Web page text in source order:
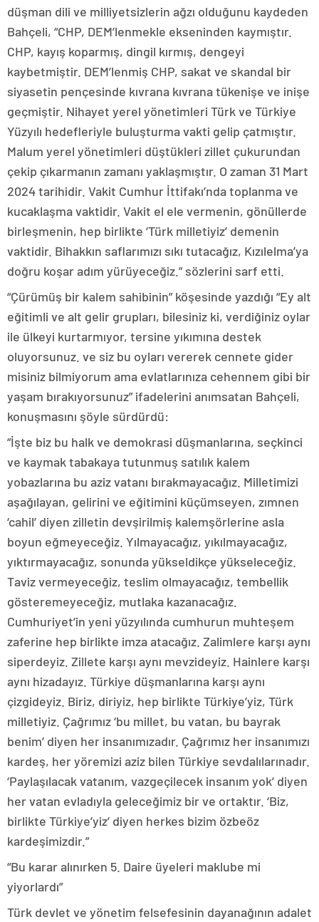
düşman dili ve milliyetsizlerin ağzı olduğunu kaydeden
Bahçeli, “CHP, DEM’lenmekle ekseninden kaymıştır.
CHP, kayış koparmış, dingil kırmış, dengeyi
kaybetmiştir. DEM’lenmiş CHP, sakat ve skandal bir
siyasetin pençesinde kıvrana kıvrana tükenişe ve inişe
geçmiştir. Nihayet yerel yönetimleri Türk ve Türkiye
Yüzyılı hedefleriyle buluşturma vakti gelip çatmıştır.
Malum yerel yönetimleri düştükleri zillet çukurundan
çekip çıkarmanın zamanı yaklaşmıştır. O zaman 31 Mart
2024 tarihidir. Vakit Cumhur İttifakı’nda toplanma ve
kucaklaşma vaktidir. Vakit el ele vermenin, gönüllerde
birleşmenin, hep birlikte ‘Türk milletiyiz’ demenin
vaktidir. Bihakkın saflarımızı sıkı tutacağız, Kızılelma’ya
doğru koşar adım yürüyeceğiz.” sözlerini sarf etti.
“Çürümüş bir kalem sahibinin” köşesinde yazdığı “Ey alt
eğitimli ve alt gelir grupları, bilesiniz ki, verdiğiniz oylar
ile ülkeyi kurtarmıyor, tersine yıkımına destek
oluyorsunuz. ve siz bu oyları vererek cennete gider
misiniz bilmiyorum ama evlatlarınıza cehennem gibi bir
yaşam bırakıyorsunuz” ifadelerini anımsatan Bahçeli,
konuşmasını şöyle sürdürdü:
“İşte biz bu halk ve demokrasi düşmanlarına, seçkinci
ve kaymak tabakaya tutunmuş satılık kalem
yobazlarına bu aziz vatanı bırakmayacağız. Milletimizi
aşağılayan, gelirini ve eğitimini küçümseyen, zımnen
‘cahil’ diyen zilletin devşirilmiş kalemşörlerine asla
boyun eğmeyeceğiz. Yılmayacağız, yıkılmayacağız,
yıktırmayacağız, sonunda yükseldikçe yükseleceğiz.
Taviz vermeyeceğiz, teslim olmayacağız, tembellik
gösteremeyeceğiz, mutlaka kazanacağız.
Cumhuriyet’in yeni yüzyılında cumhurun muhteşem
zaferine hep birlikte imza atacağız. Zalimlere karşı aynı
siperdeyiz. Zillete karşı aynı mevzideyiz. Hainlere karşı
aynı hizadayız. Türkiye düşmanlarına karşı aynı
çizgideyiz. Biriz, diriyiz, hep birlikte Türkiye’yiz, Türk
milletiyiz. Çağrımız ‘bu millet, bu vatan, bu bayrak
benim’ diyen her insanımızadır. Çağrımız her insanımızı
kardeş, her yöremizi aziz bilen Türkiye sevdalılarınadır.
‘Paylaşılacak vatanım, vazgeçilecek insanım yok’ diyen
her vatan evladıyla geleceğimiz bir ve ortaktır. ‘Biz,
birlikte Türkiye’yiz’ diyen herkes bizim özbeöz
kardeşimizdir.”
“Bu karar alınırken 5. Daire üyeleri maklube mi
yiyorlardı”
Türk devlet ve yönetim felsefesinin dayanağının adalet